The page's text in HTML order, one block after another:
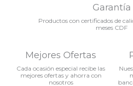
Garantía
Productos con certificados de
meses CDF
Mejores Ofertas
Cada ocasión especial recibe las
mejores ofertas y ahorra con
nosotros